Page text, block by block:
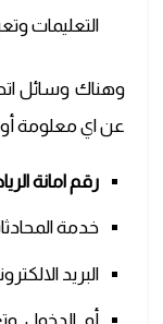
التعليمات
وهناك وسائل
عن اي معلومة
رقم امانة
خدمة
البريد